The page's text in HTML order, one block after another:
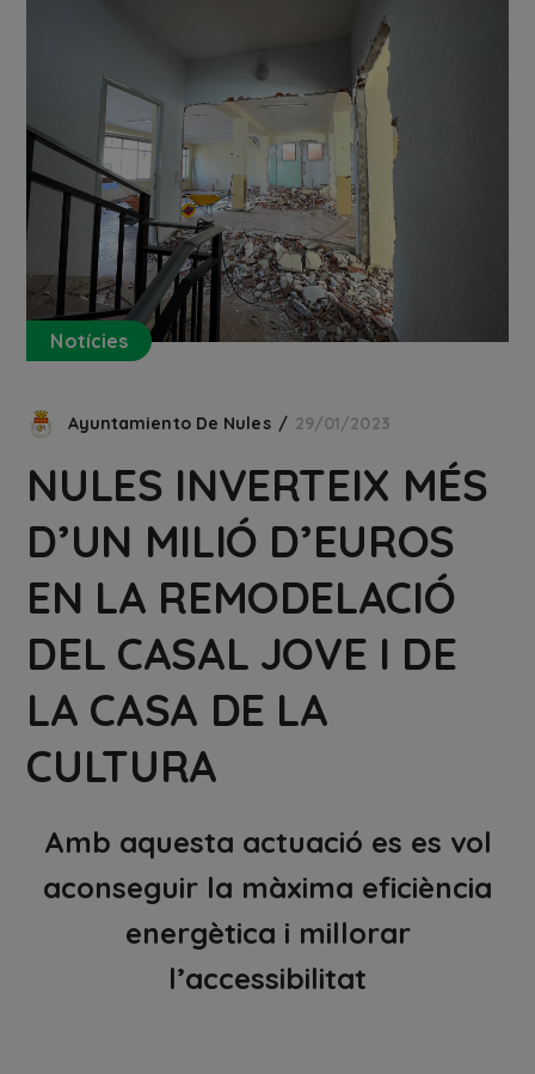
Notícies
Ayuntamiento De Nules 29/01/2023
NULES INVERTEIX MÉS
D’UN MILIÓ D’EUROS
EN LA REMODELACIÓ
DEL CASAL JOVE I DE
LA CASA DE LA
CULTURA
Amb aquesta actuació es es vol
aconseguir la màxima eficiència
energètica i millorar
l’accessibilitat